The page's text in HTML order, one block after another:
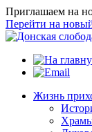
Приглашаем на
Перейти на
Жизнь